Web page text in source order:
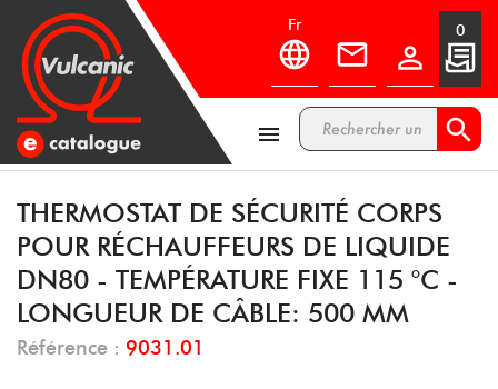
fr

0
 
THERMOSTAT DE SÉCURITÉ CORPS
POUR RÉCHAUFFEURS DE LIQUIDE
DN80 - TEMPÉRATURE FIXE 115 °C -
LONGUEUR DE CÂBLE: 500 MM
Référence : 9031.01